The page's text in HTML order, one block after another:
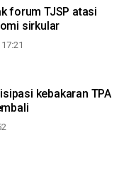
forum TJSP atasi
sirkular
kebakaran TPA